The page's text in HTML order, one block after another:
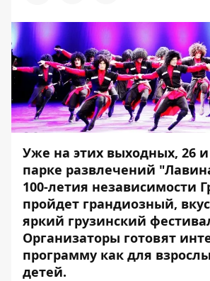
Уже на этих выходных, 26
парке развлечений
100-летия независимости
пройдет грандиозный,
яркий грузинский
Организаторы готовят
программу как для
детей.